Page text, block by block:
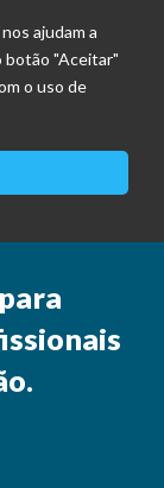
ajudam a
botão "Aceitar"
o uso de